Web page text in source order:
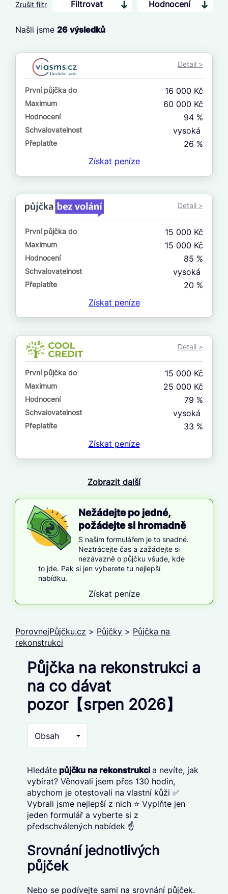
Zrušit filtr Filtrovat Hodnocení
Od
Do
První půjčka zdarma
–
ano
Ve zkušebce
ano
ne
V exekuci
ano
ne
V hotovosti
ano
ne
Našli jsme26 výsledků
Detail >
První půjčka do 16 000 Kč
Maximum 60 000 Kč
Hodnocení 94 %
Schvalovatelnost vysoká
Přeplatíte
26 %
Získat peníze
Detail >
První půjčka do 15 000 Kč
Maximum 15 000 Kč
Hodnocení 85 %
Schvalovatelnost vysoká
Přeplatíte
20 %
Získat peníze
Detail >
První půjčka do 15 000 Kč
Maximum 25 000 Kč
Hodnocení 79 %
Schvalovatelnost vysoká
Přeplatíte
33 %
Získat peníze
Zobrazit další
Nežádejte po jedné,
požádejte si hromadně
S našim formulářem je to snadné.
Neztrácejte čas a zažádejte si
nezávazně o půjčku všude, kde
to jde. Pak si jen vyberete tu nejlepší
nabídku.
Získat peníze
PorovnejPůjčku.cz > Půjčky > Půjčka na
rekonstrukci
Půjčka na rekonstrukci a
na co dávat
pozor【srpen 2026】
Obsah
Hledátepůjčku na rekonstrukci a nevíte, jak
vybírat? Věnovali jsem přes 130 hodin,
abychom je otestovali na vlastní kůži ✅
Vybrali jsme nejlepší z nich ⭐ Vyplňte jen
jeden formulář a vyberte si z
předschválených nabídek ☝️
Srovnání jednotlivých
půjček
Nebo se podívejte sami na srovnání půjček.